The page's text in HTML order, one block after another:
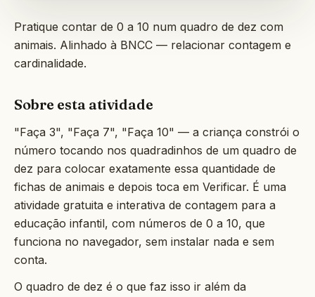
Pratique contar de 0 a 10 num quadro de dez com
animais. Alinhado à BNCC — relacionar contagem e
cardinalidade.
Sobre esta atividade
"Faça 3", "Faça 7", "Faça 10" — a criança constrói o
número tocando nos quadradinhos de um quadro de
dez para colocar exatamente essa quantidade de
fichas de animais e depois toca em Verificar. É uma
atividade gratuita e interativa de contagem para a
educação infantil, com números de 0 a 10, que
funciona no navegador, sem instalar nada e sem
conta.
O quadro de dez é o que faz isso ir além da